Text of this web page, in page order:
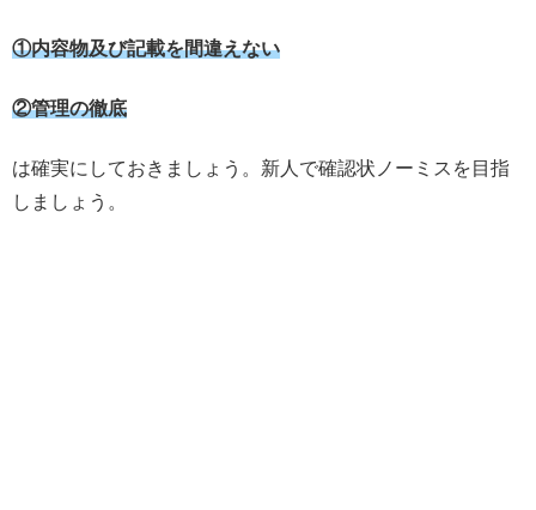
①内容物及び記載を間違えない
②管理の徹底
は確実にしておきましょう。新人で確認状ノーミスを目指
しましょう。